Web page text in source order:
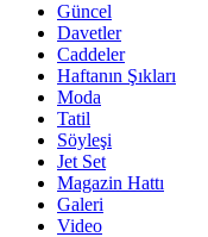
Güncel
Davetler
Caddeler
Haftanın Şıkları
Moda
Tatil
Söyleşi
Jet Set
Magazin Hattı
Galeri
Video